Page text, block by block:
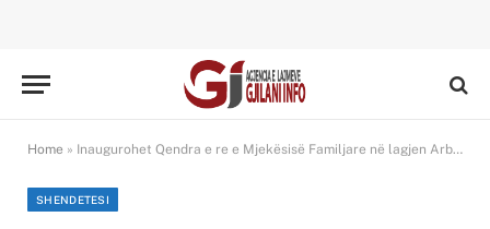
Home » Inaugurohet Qendra e re e Mjekësisë Familjare në lagjen Arbëria të Gjilanit, kostoja afro 340 mijë euro
SHENDETESI